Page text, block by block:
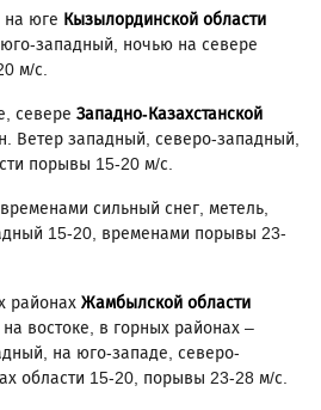
на юге Кызылординской области
западный, ночью на севере
м/с.
севере Западно-Казахстанской
Ветер западный, северо-западный,
порывы 15-20 м/с.
сильный снег, метель,
15-20, временами порывы 23-
районах Жамбылской области
востоке, в горных районах –
на юго-западе, северо-
области 15-20, порывы 23-28 м/с.